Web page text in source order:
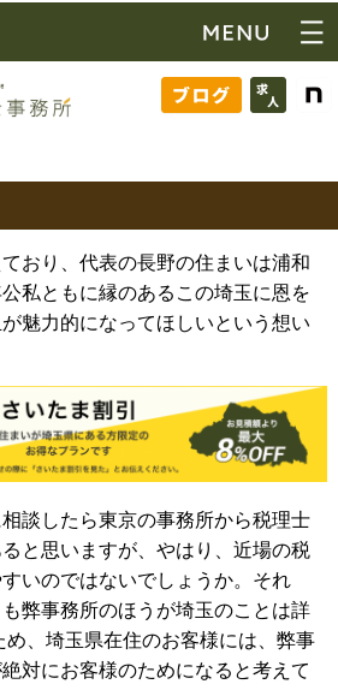
おり、代表の長野の住まいは浦和
私ともに縁のあるこの埼玉に恩を
魅力的になってほしいという想い
談したら東京の事務所から税理士
と思いますが、やはり、近場の税
いのではないでしょうか。それ
弊事務所のほうが埼玉のことは詳
め、埼玉県在住のお客様には、弊事
対にお客様のためになると考えて